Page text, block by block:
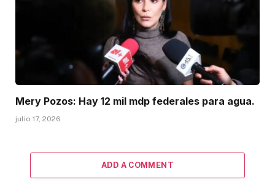
Mery Pozos: Hay 12 mil mdp federales para agua.
julio 17, 2026
ADD A COMMENT